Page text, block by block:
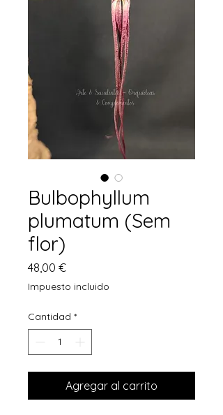
Bulbophyllum
plumatum (Sem
flor)
48,00 €Precio
Impuesto incluido
Cantidad *
Agregar al carrito